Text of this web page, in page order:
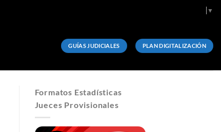
▼
GUÍAS JUDICIALES PLAN DIGITALIZACIÓN
Formatos Estadísticas
Jueces Provisionales